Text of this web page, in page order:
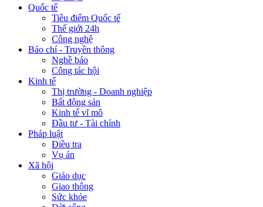
Quốc tế
Tiêu điểm Quốc tế
Thế giới 24h
Công nghệ
Báo chí - Truyền thông
Nghề báo
Công tác hội
Kinh tế
Thị trường - Doanh nghiệp
Bất động sản
Kinh tế vĩ mô
Đầu tư - Tài chính
Pháp luật
Điều tra
Vụ án
Xã hội
Giáo dục
Giao thông
Sức khỏe